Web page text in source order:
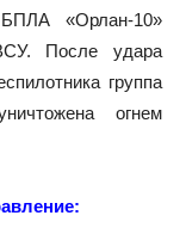
БПЛА «Орлан-10»
После удара
группа
огнем